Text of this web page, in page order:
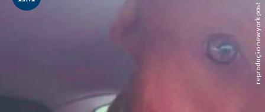
reprodução new york post